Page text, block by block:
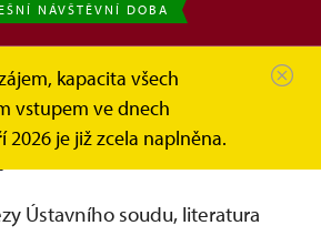
NÁVŠTĚVNÍ DOBA
kapacita všech
vstupem ve dnech
2026 je již zcela naplněna.
Restituční spor o zámek
o zámek - info
Ústavního soudu, literatura